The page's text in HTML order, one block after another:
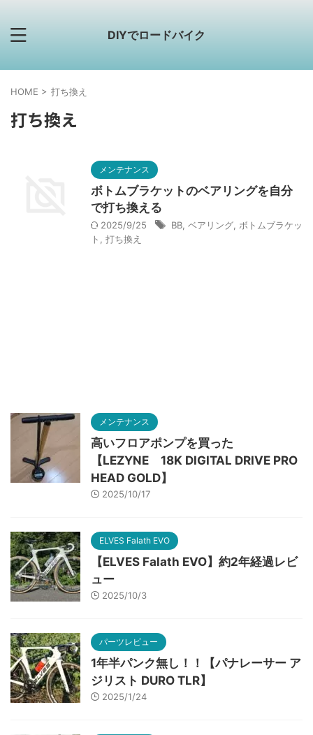
DIYでロードバイク
HOME > 打ち換え
打ち換え
メンテナンス
ボトムブラケットのベアリングを自分
で打ち換える
2025/9/25 BB ベアリング ボトムブラケッ
ト
打ち換え
メンテナンス
高いフロアポンプを買った
【LEZYNE 18K DIGITAL DRIVE PRO
HEAD GOLD】
2025/10/17
ELVES Falath EVO
【ELVES Falath EVO】約2年経過レビ
ュー
2025/10/3
パーツレビュー
1年半パンク無し！！【パナレーサー ア
ジリスト DURO TLR】
2025/1/24